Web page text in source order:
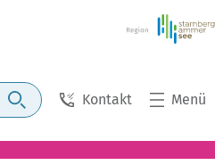
Kontakt Menü